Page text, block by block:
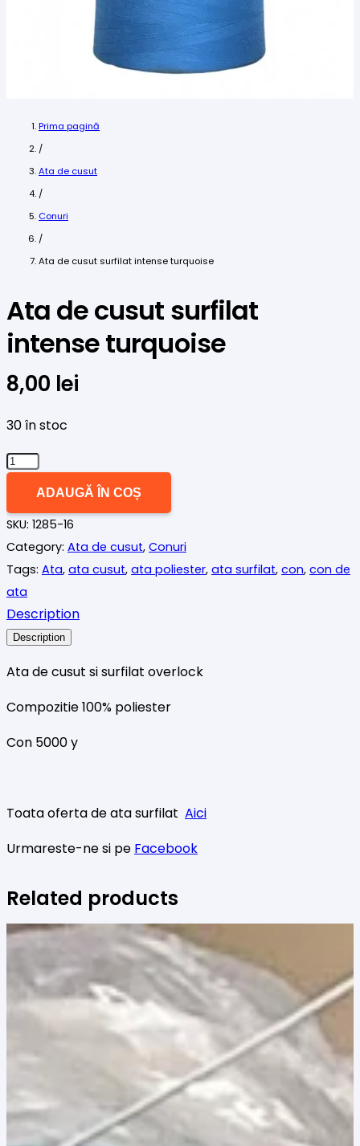
Prima pagină
/
Ata de cusut
/
Conuri
/
Ata de cusut surfilat intense turquoise
Ata de cusut surfilat
intense turquoise
8,00 lei
30 în stoc
Cantitate
cusut
surfilat
intense
turquoise
ADAUGĂ ÎN COȘ
SKU: 1285-16
Category: Ata de cusut, Conuri
Tags: Ata, ata cusut, ata poliester, ata surfilat, con, con de
ata
Description
Description
Ata de cusut si surfilat overlock
Compozitie 100% poliester
Con 5000 y
Toata oferta de ata surfilat Aici
Urmareste-ne si pe Facebook
Related products